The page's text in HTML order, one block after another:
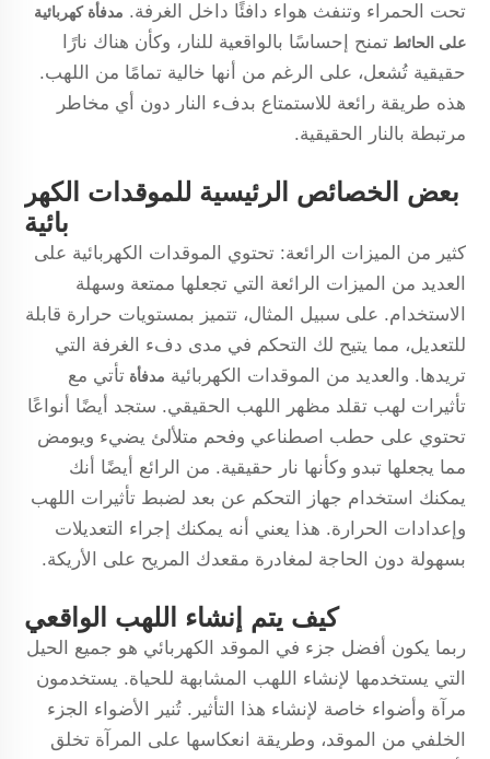
تحت الحمراء وتنفث هواء دافئًا داخل الغرفة. مدفأة كهربائية
على الحائط تمنح إحساسًا بالواقعية للنار، وكأن هناك نارًا
حقيقية تُشعل، على الرغم من أنها خالية تمامًا من اللهب.
هذه طريقة رائعة للاستمتاع بدفء النار دون أي مخاطر
مرتبطة بالنار الحقيقية.
بعض الخصائص الرئيسية للموقدات الكهر
بائية
كثير من الميزات الرائعة: تحتوي الموقدات الكهربائية على
العديد من الميزات الرائعة التي تجعلها ممتعة وسهلة
الاستخدام. على سبيل المثال، تتميز بمستويات حرارة قابلة
للتعديل، مما يتيح لك التحكم في مدى دفء الغرفة التي
تريدها. والعديد من الموقدات الكهربائية مدفأة تأتي مع
تأثيرات لهب تقلد مظهر اللهب الحقيقي. ستجد أيضًا أنواعًا
تحتوي على حطب اصطناعي وفحم متلألئ يضيء ويومض
مما يجعلها تبدو وكأنها نار حقيقية. من الرائع أيضًا أنك
يمكنك استخدام جهاز التحكم عن بعد لضبط تأثيرات اللهب
وإعدادات الحرارة. هذا يعني أنه يمكنك إجراء التعديلات
بسهولة دون الحاجة لمغادرة مقعدك المريح على الأريكة.
كيف يتم إنشاء اللهب الواقعي
ربما يكون أفضل جزء في الموقد الكهربائي هو جميع الحيل
التي يستخدمها لإنشاء اللهب المشابهة للحياة. يستخدمون
مرآة وأضواء خاصة لإنشاء هذا التأثير. تُنير الأضواء الجزء
الخلفي من الموقد، وطريقة انعكاسها على المرآة تخلق